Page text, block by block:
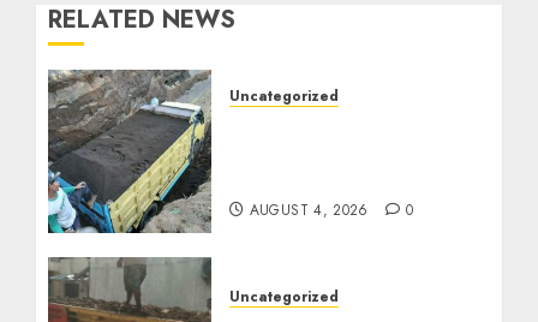
RELATED NEWS
Uncategorized
AUGUST 4, 2026 0
Uncategorized